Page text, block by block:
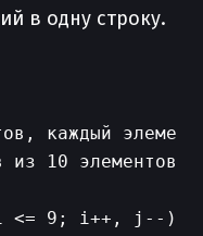
в одну строку.
каждый элемент
из 10 элементов
9; i++, j--) {